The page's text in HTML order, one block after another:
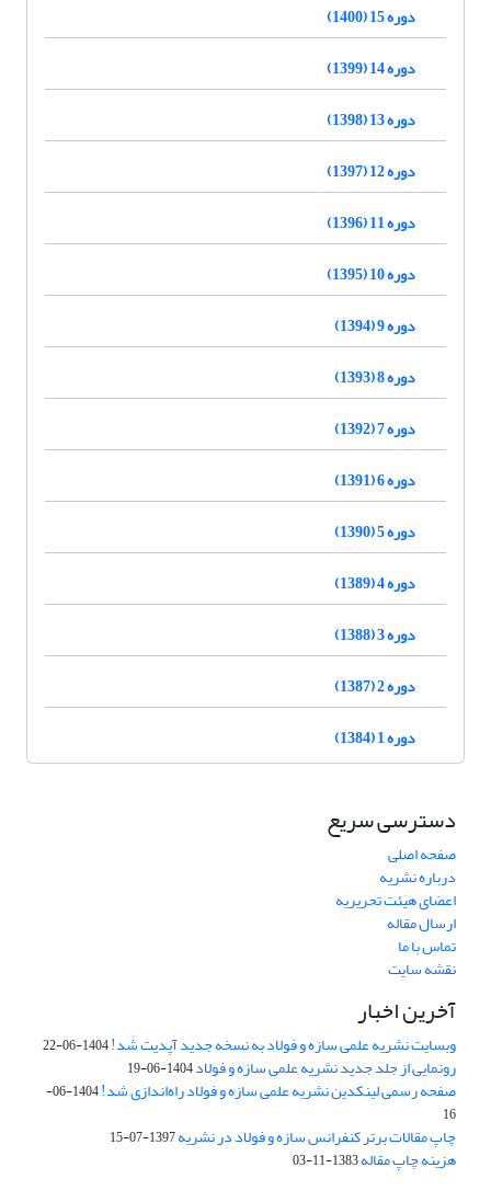
دوره 15 (1400)
دوره 14 (1399)
دوره 13 (1398)
دوره 12 (1397)
دوره 11 (1396)
دوره 10 (1395)
دوره 9 (1394)
دوره 8 (1393)
دوره 7 (1392)
دوره 6 (1391)
دوره 5 (1390)
دوره 4 (1389)
دوره 3 (1388)
دوره 2 (1387)
دوره 1 (1384)
دسترسی سریع
صفحه اصلی
درباره نشریه
اعضای هیئت تحریریه
ارسال مقاله
تماس با ما
نقشه سایت
آخرین اخبار
وبسایت نشریه علمی سازه و فولاد به نسخه جدید آپدیت شد!1404-06-22
رونمایی از جلد جدید نشریه علمی سازه و فولاد1404-06-19
صفحه رسمی لینکدین نشریه علمی سازه و فولاد راه‌اندازی شد!
1404-06-
16
چاپ مقالات برتر کنفرانس سازه و فولاد در نشریه1397-07-15
هزینه چاپ مقاله1383-11-03